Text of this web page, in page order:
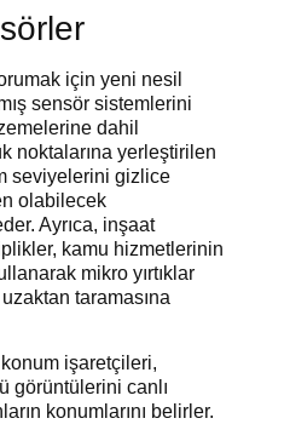
için yeni nesil
sensör sistemlerini
dahil
noktalarına yerleştirilen
seviyelerini gizlice
olabilecek
Ayrıca, inşaat
iplikler, kamu hizmetlerinin
mikro yırtıklar
uzaktan taramasına
işaretçileri,
görüntülerini canlı
konumlarını belirler.